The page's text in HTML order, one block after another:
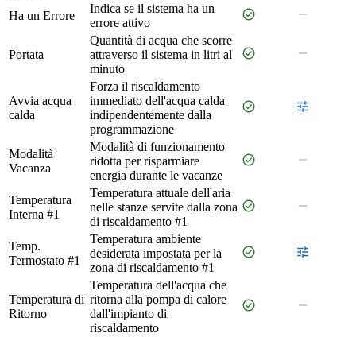
Ha un Errore
Indica se il sistema ha un
errore attivo
check_circle remove
Portata
Quantità di acqua che scorre
attraverso il sistema in litri al
minuto
check_circle remove
Avvia acqua
calda
Forza il riscaldamento
immediato dell'acqua calda
indipendentemente dalla
programmazione
check_circle tune
Modalità
Vacanza
Modalità di funzionamento
ridotta per risparmiare
energia durante le vacanze
check_circle remove
Temperatura
Interna #1
Temperatura attuale dell'aria
nelle stanze servite dalla zona
di riscaldamento #1
check_circle remove
Temp.
Termostato #1
Temperatura ambiente
desiderata impostata per la
zona di riscaldamento #1
check_circle tune
Temperatura di
Ritorno
Temperatura dell'acqua che
ritorna alla pompa di calore
dall'impianto di
riscaldamento
check_circle remove